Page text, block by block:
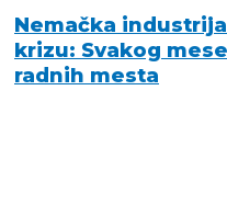
Nemačka
krizu: Svakog
radnih mesta